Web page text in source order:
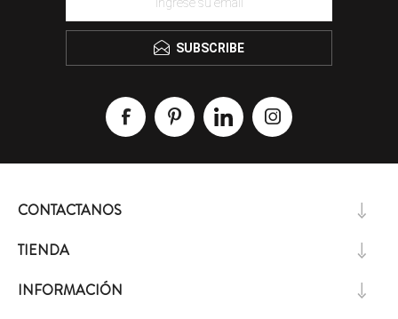
SUBSCRIBE
CONTACTANOS
TIENDA
INFORMACIÓN